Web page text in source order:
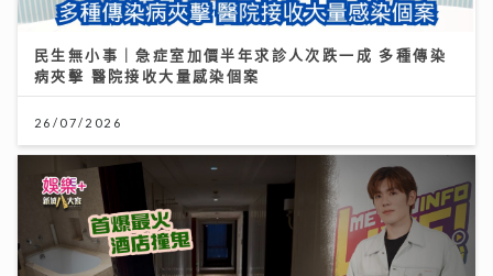
民生無小事｜急症室加價半年求診人次跌一成 多種傳染
病夾擊 醫院接收大量感染個案
26/07/2026